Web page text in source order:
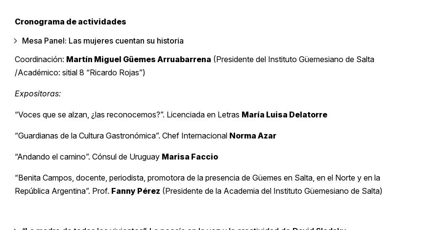
Cronograma de actividades
Mesa Panel: Las mujeres cuentan su historia
Coordinación: Martín Miguel Güemes Arruabarrena (Presidente del Instituto Güemesiano de Salta
/Académico: sitial 8 “Ricardo Rojas”)
Expositoras:
“Voces que se alzan, ¿las reconocemos?”. Licenciada en Letras María Luisa Delatorre
“Guardianas de la Cultura Gastronómica”. Chef Internacional Norma Azar
“Andando el camino”. Cónsul de Uruguay Marisa Faccio
“Benita Campos, docente, periodista, promotora de la presencia de Güemes en Salta, en el Norte y en la
República Argentina”. Prof. Fanny Pérez (Presidente de la Academia del Instituto Güemesiano de Salta)